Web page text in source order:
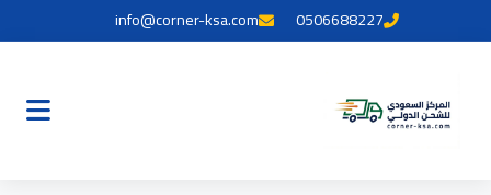
0506688227
info@corner-ksa.com